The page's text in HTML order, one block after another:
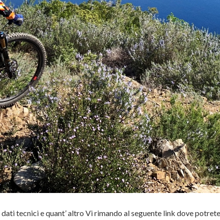
tecnici e quant’ altro Vi rimando al seguente link dove